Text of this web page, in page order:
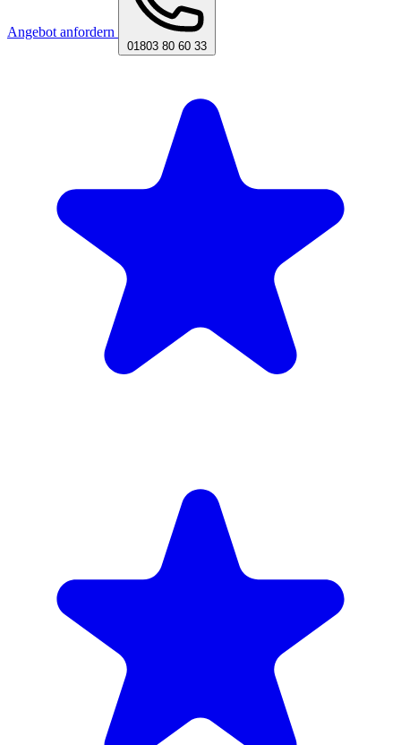
Angebot anfordern
01803 80 60 33